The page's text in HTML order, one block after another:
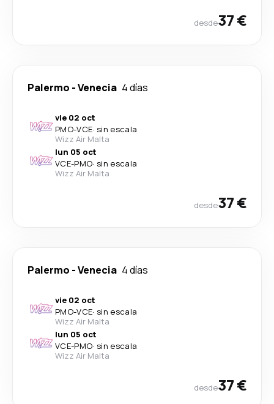
desde37 €
Palermo -Venecia 4 días
vie 02 oct
PMO-VCE· sin escala
Wizz Air Malta
lun 05 oct
VCE-PMO· sin escala
Wizz Air Malta
desde37 €
Palermo -Venecia 4 días
vie 02 oct
PMO-VCE· sin escala
Wizz Air Malta
lun 05 oct
VCE-PMO· sin escala
Wizz Air Malta
desde37 €